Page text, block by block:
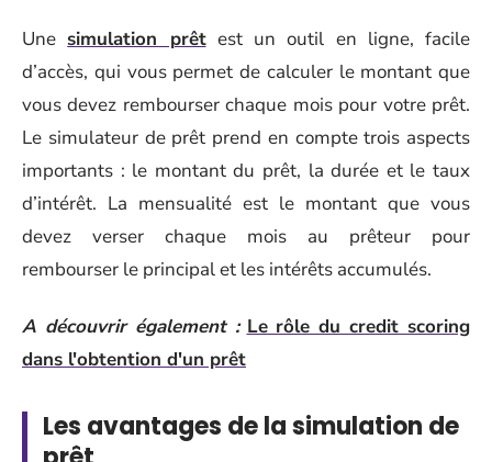
Une simulation prêtest un outil en ligne, facile
d’accès, qui vous permet de calculer le montant que
vous devez rembourser chaque mois pour votre prêt.
Le simulateur de prêt prend en compte trois aspects
importants : le montant du prêt, la durée et le taux
d’intérêt. La mensualité est le montant que vous
devez verser chaque mois au prêteur pour
rembourser le principal et les intérêts accumulés.
A découvrir également : Le rôle du credit scoring
dans l'obtention d'un prêt
Les avantages de la simulation de